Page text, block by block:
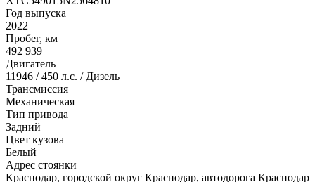
Год выпуска
2022
Пробег, км
492 939
Двигатель
11946 / 450 л.с. / Дизель
Трансмиссия
Механическая
Тип привода
Задний
Цвет кузова
Белый
Адрес стоянки
Краснодар, городской округ Краснодар, автодорога Краснодар